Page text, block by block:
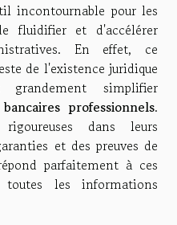
incontournable pour les
fluidifier et d'accélérer
En effet, ce
de l'existence juridique
grandement simplifier
professionnels.
dans leurs
et des preuves de
parfaitement à ces
les informations